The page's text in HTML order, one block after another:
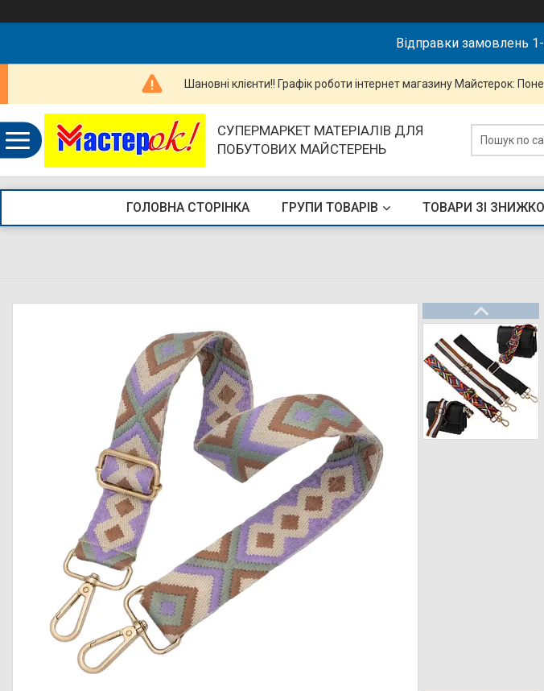
Відправки замовлень
Шановні клієнти!! Графік роботи інтернет магазину Майстерок:
СУПЕРМАРКЕТ МАТЕРІАЛІВ ДЛЯ
ПОБУТОВИХ МАЙСТЕРЕНЬ
ГОЛОВНА СТОРІНКА ГРУПИ ТОВАРІВ ТОВАРИ ЗІ